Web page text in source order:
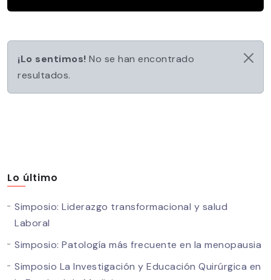
¡Lo sentimos! No se han encontrado
resultados.
Lo último
Simposio: Liderazgo transformacional y salud
Laboral
Simposio: Patología más frecuente en la menopausia
Simposio La Investigación y Educación Quirúrgica en